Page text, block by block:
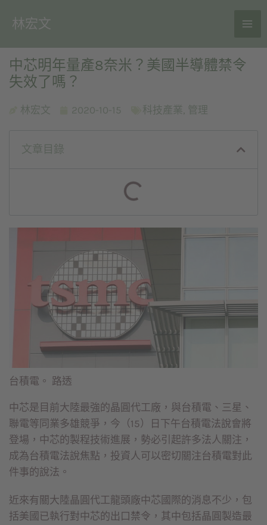
林宏文
中芯明年量產8奈米？美國半導體禁令
失效了嗎？
林宏文 2020-10-15 科技產業, 管理
文章目錄
台積電。 路透
中芯是目前大陸最強的晶圓代工廠，與台積電、三星、
聯電等同業多雄競爭，今（15）日下午台積電法說會將
登場，中芯的製程技術進展，勢必引起許多法人關注，
成為台積電法說焦點，投資人可以密切關注台積電對此
件事的說法。
近來有關大陸晶圓代工龍頭廠中芯國際的消息不少，包
括美國已執行對中芯的出口禁令，其中包括晶圓製造最